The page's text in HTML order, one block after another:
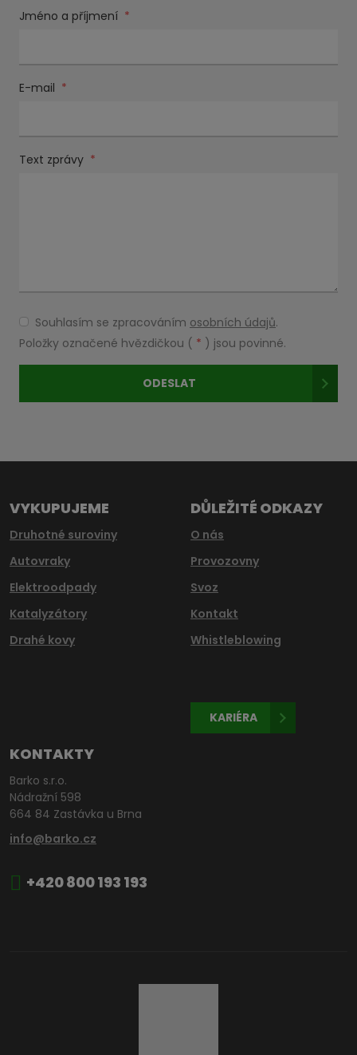
Jméno a příjmení *
E-mail *
Text zprávy *
Souhlasím
se
zpracováním
osobních
Souhlasím se zpracováním osobních údajů.
Položky označené hvězdičkou ( * ) jsou povinné.
ODESLAT
nepodařilo
VYKUPUJEME
Druhotné suroviny
Autovraky
Elektroodpady
Katalyzátory
Drahé kovy
DŮLEŽITÉ ODKAZY
O nás
Provozovny
Svoz
Kontakt
Whistleblowing
KARIÉRA
KONTAKTY
Barko s.r.o.
Nádražní 598
664 84 Zastávka u Brna
info@barko.cz
+420 800 193 193